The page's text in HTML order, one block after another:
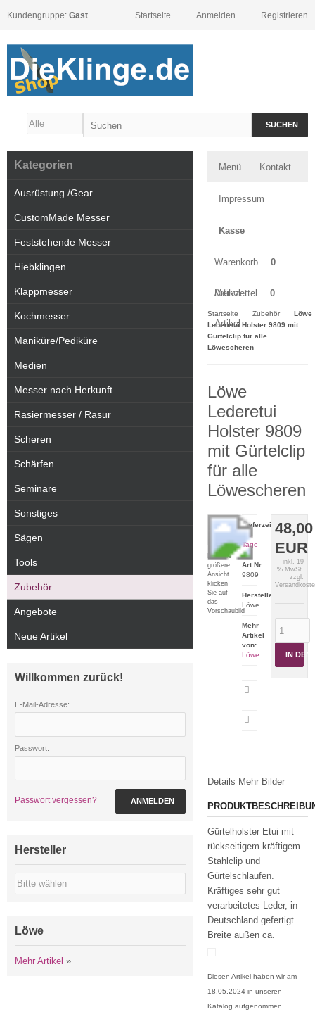
Kundengruppe: Gast Registrieren
Anmelden
Startseite
SUCHEN
Menü Kontakt
Impressum
Kasse
Warenkorb 0
Artikel
Merkzettel 0
Artikel
Startseite Zubehör
Löwe
Lederetui Holster 9809 mit
Gürtelclip für alle
Löwescheren
Löwe
Lederetui
Holster 9809
mit Gürtelclip
für alle
Löwescheren
Für eine
größere
Ansicht
klicken
Sie auf
das
Vorschaubild
48,00
EUR
inkl. 19
% MwSt.
zzgl.
IN DEN
Lieferzeit:
2-5
Tage
Art.Nr.:
9809
Hersteller:
Löwe
Mehr
Artikel
von:
Löwe
Details Mehr Bilder
Gürtelholster Etui mit
rückseitigem kräftigem
Stahlclip und
Gürtelschlaufen.
Kräftiges sehr gut
verarbeitetes Leder, in
Deutschland gefertigt.
Breite außen ca.
Diesen Artikel haben wir am
18.05.2024 in unseren
Katalog aufgenommen.
Kategorien
Ausrüstung /Gear
CustomMade Messer
Feststehende Messer
Hiebklingen
Klappmesser
Kochmesser
Maniküre/Pediküre
Medien
Messer nach Herkunft
Rasiermesser / Rasur
Scheren
Schärfen
Seminare
Sonstiges
Sägen
Tools
Zubehör
Angebote
Neue Artikel
Willkommen zurück!
E-Mail-Adresse:
Passwort:
Passwort vergessen? ANMELDEN
Hersteller
Löwe
Mehr Artikel »